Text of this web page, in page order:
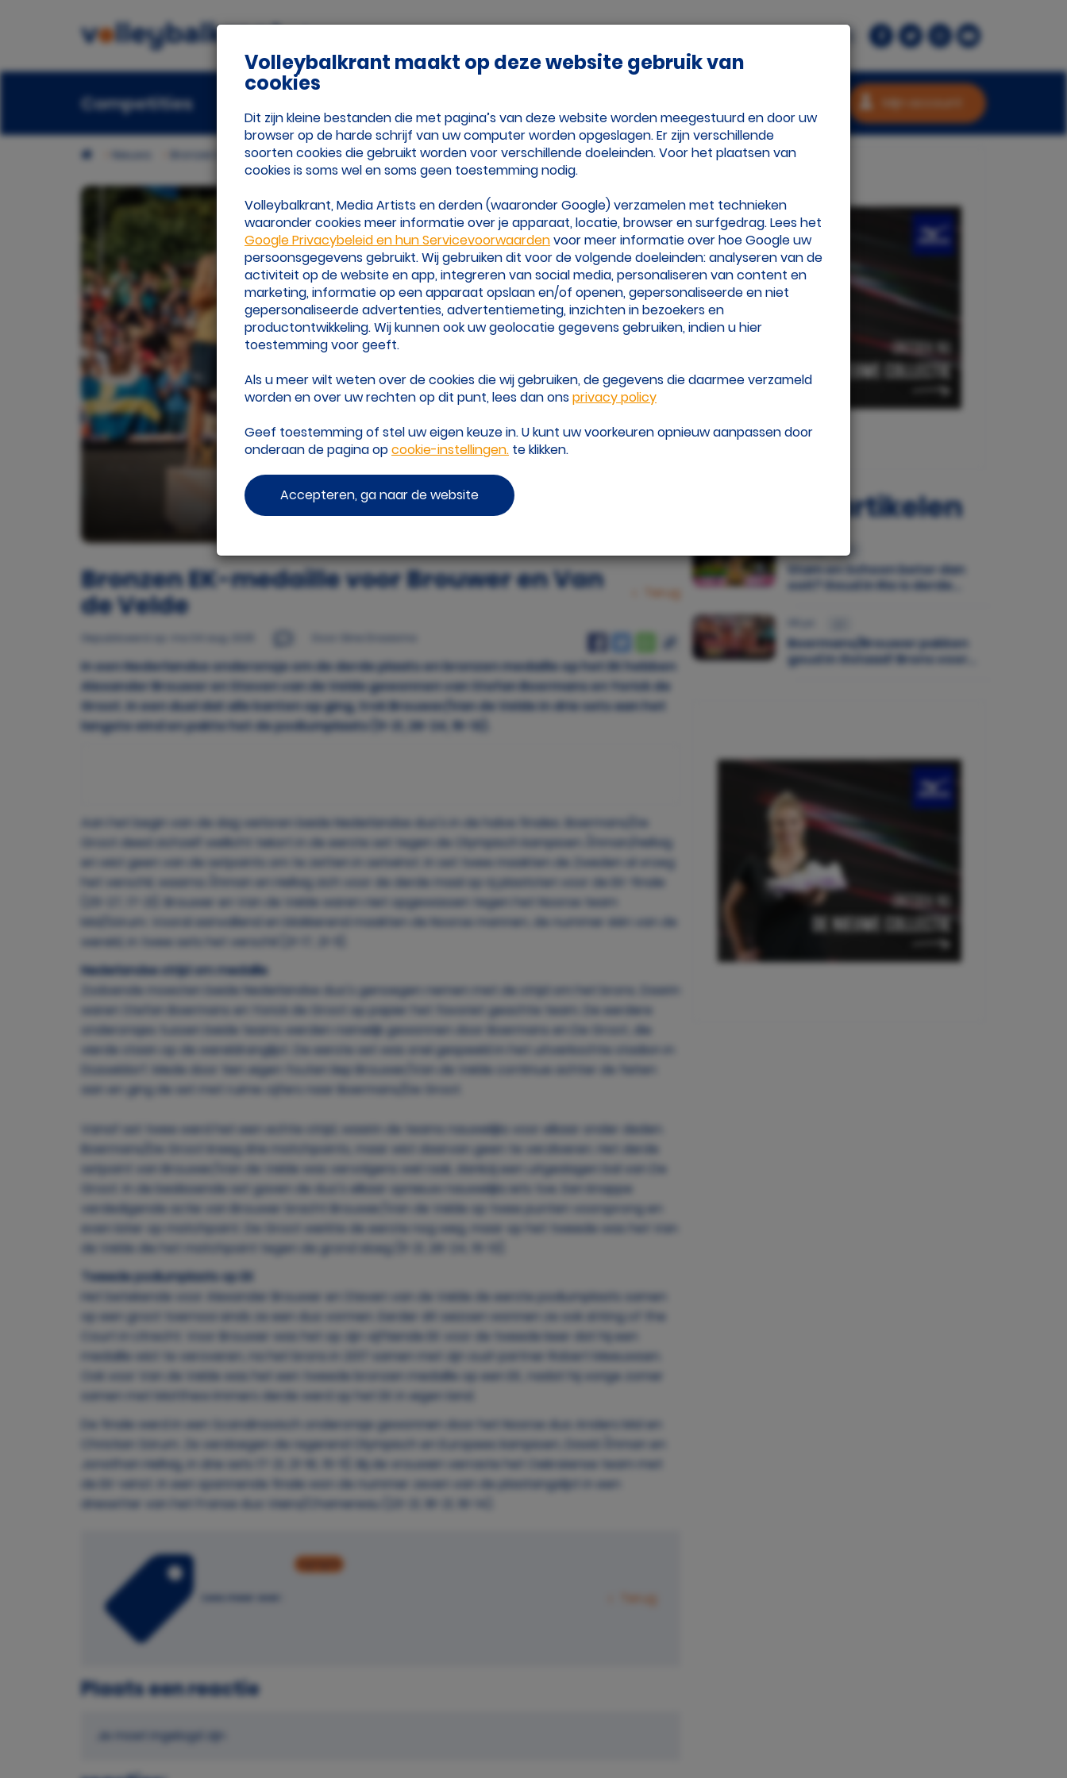
Competities Mijn account
Bronzen EK-medaille voor Brouwer en Van de Velde
Bronzen EK-medaille voor Brouwer en Van
de Velde Terug
In een Nederlandse onderonsje om de derde plaats en bronzen medaille op het EK hebben
Alexander Brouwer en Steven van de Velde gewonnen van Stefan Boermans en Yorick de
Groot. In een duel dat alle kanten op ging, trok Brouwer/Van de Velde in drie sets aan het
langste eind en pakte het de podiumplaats (11-21, 26-24, 15-13).
Aan het begin van de dag verloren beide Nederlandse duo's in de halve finales. Boermans/De
Groot deed zichzelf wellicht tekort in de eerste set tegen de Olympisch kampioen Åhman/Hellvig
en wist geen van de setpoints om te zetten in setwinst. In set twee maakten de Zweden al vroeg
het verschil, waarna Åhman en Hellvig zich voor de derde maal op rij plaatsten voor de EK-finale
(25-27, 17-21). Brouwer en Van de Velde waren niet opgewassen tegen het Noorse team
Mol/Sörum. Vooral aanvallend en blokkerend maakten de Noorse mannen, de nummer één van de
wereld, in twee sets het verschil (21-17, 21-11).
Nederlandse strijd om medaille
Zodoende moesten beide Nederlandse duo's genoegen nemen met de strijd om het brons. Daarin
waren Stefan Boermans en Yorick de Groot op papier het favoriet geachte team. De eerdere
onderonsjes tussen beide teams werden namelijk gewonnen door Boermans en De Groot, die
vierde staan op de wereldranglijst. De eerste set was snel gespeeld in het uitverkochte stadion in
Düsseldorf. Mede door tien eigen fouten liep Brouwer/Van de Velde continue achter de feiten
aan en ging de set met ruime cijfers naar Boermans/De Groot.
Vanaf set twee werd het een echte strijd, waarin de teams nauwelijks voor elkaar onder deden.
Boermans/De Groot kreeg drie matchpoints, maar wist daarvan geen te verzilveren. Het derde
setpoint van Brouwer/Van de Velde was vervolgens wel raak, dankzij een uitgeslagen bal van De
Groot. In de beslissende set gaven de duo's elkaar opnieuw nauwelijks iets toe. Een knappe
verdedigende actie van Brouwer bracht Brouwer/Van de Velde op twee punten voorsprong en
even later op matchpoint. De Groot werkte de eerste nog weg, maar op het tweede was het Van
de Velde die het matchpoint tegen de grond sloeg (11-21, 26-24, 15-13).
Tweede podiumplaats op EK
Het betekende voor Alexander Brouwer en Steven van de Velde de eerste podiumplaats samen
op een groot toernooi sinds ze een duo vormen. Eerder dit seizoen wonnen ze ook al King of the
Court in Utrecht. Voor Brouwer was het op zijn vijftiende EK voor de tweede keer dat hij een
medaille wist te veroveren, na het brons in 2017 samen met zijn oud-partner Robert Meeuwsen.
Ook voor Van de Velde was het een tweede bronzen medaille op een EK, nadat hij vorige zomer
samen met Matthew Immers derde werd op het EK in eigen land.
De finale werd in een Scandinavisch onderonsje gewonnen door het Noorse duo Anders Mol en
Christian Sörum. Ze versloegen de regerend Olympisch en Europees kampioen, David Åhman en
Jonathan Hellvig, in drie sets 17-21, 21-16, 15-11). Bij de vrouwen verraste het Oekraïense team met
de EK-winst. In een spannende finale won de nummer zeven van de plaatsingslijst in een
driesetter van het Franse duo Vieira/Chamereau (23-21, 18-21, 16-14).
Lees meer over: Terug
Plaats een reactie
Je moet ingelogd zijn
Populaire artikelen
Stam en Schoon beter dan
ooit? Goud in Rio is derde
Boermans/Brouwer pakken
goud in Gstaad! Brons voor
Volleybalkrant maakt op deze website gebruik van
cookies
Dit zijn kleine bestanden die met pagina’s van deze website worden meegestuurd en door uw
browser op de harde schrijf van uw computer worden opgeslagen. Er zijn verschillende
soorten cookies die gebruikt worden voor verschillende doeleinden. Voor het plaatsen van
cookies is soms wel en soms geen toestemming nodig.
Volleybalkrant, Media Artists en derden (waaronder Google) verzamelen met technieken
waaronder cookies meer informatie over je apparaat, locatie, browser en surfgedrag. Lees het
Google Privacybeleid en hun Servicevoorwaardenvoor meer informatie over hoe Google uw
persoonsgegevens gebruikt. Wij gebruiken dit voor de volgende doeleinden: analyseren van de
activiteit op de website en app, integreren van social media, personaliseren van content en
marketing, informatie op een apparaat opslaan en/of openen, gepersonaliseerde en niet
gepersonaliseerde advertenties, advertentiemeting, inzichten in bezoekers en
productontwikkeling. Wij kunnen ook uw geolocatie gegevens gebruiken, indien u hier
toestemming voor geeft.
Als u meer wilt weten over de cookies die wij gebruiken, de gegevens die daarmee verzameld
worden en over uw rechten op dit punt, lees dan onsprivacy policy
Geef toestemming of stel uw eigen keuze in. U kunt uw voorkeuren opnieuw aanpassen door
onderaan de pagina opcookie-instellingen. te klikken.
Accepteren, ga naar de website